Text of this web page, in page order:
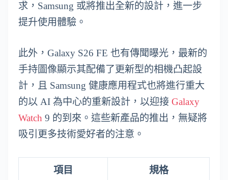
求，Samsung 或將推出全新的設計，進一步
提升使用體驗。
此外，Galaxy S26 FE 也有傳聞曝光，最新的
手持圖像顯示其配備了更新型的相機凸起設
計，且 Samsung 健康應用程式也將進行重大
的以 AI 為中心的重新設計，以迎接 Galaxy
Watch 9 的到來。這些新產品的推出，無疑將
吸引更多技術愛好者的注意。
項目 規格